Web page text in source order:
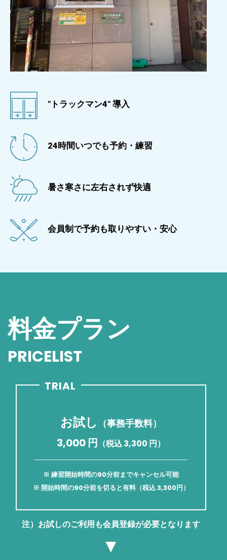
"トラックマン4" 導入
24時間いつでも予約・練習
暑さ寒さに左右されず快適
会員制で予約も取りやすい・安心
料金プラン
PRICELIST
TRIAL
お試し （事務手数料）
3,000 円 （税込 3,300 円）
※ 練習開始時間の90分前までキャンセル可能
※ 開始時間の90分前を切ると有料（税込 3,300円）
注）お試しのご利用も会員登録が必要となります
▼